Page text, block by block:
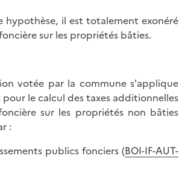
hypothèse, il est totalement exonéré
sur les propriétés bâties.
votée par la commune s'applique
le calcul des taxes additionnelles
sur les propriétés non bâties
:
publics fonciers (BOI-IF-AUT-